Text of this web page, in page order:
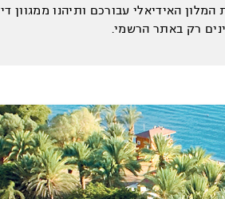
האידיאלי עבורכם ותיהנו ממגוון
רק באתר הרשמי.